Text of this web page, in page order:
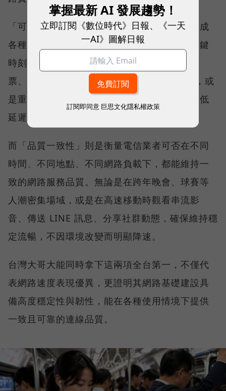
「可靠性體驗」衡量的是使用者是否能順利完成
各種數位應用，因此，考驗的是網路服務在關鍵
時刻不中斷的能力。例如，搶購熱門演唱會門
票、秒殺限量商品、超商結帳掃描 QR Code，或
是重要的線上會議，都需要網路能即時回應、低
延遲且持續運作。
而「品質一致性」則是衡量電信業者可否在不同
時間、不同地點、不同網路負載下，都能維持一
致的網路服務品質。無論是在跨年晚會、球賽等
人潮密集場域，或是在高速移動時觀看串流影
音、傳送 LINE 訊息、分享社群動態，確保維持穩
定流暢，不因環境改變而明顯降速。
台灣大哥大能同時拿下這兩項全台第一，不僅代
表網路速度表現優異，更證明其網路基礎建設具
備高度穩定性與韌性，能在各種使用情境下提供
一致且可靠的連線品質。
掌握最新 AI 發展趨勢！
立即訂閱《數位時代》日報、《一天
一AI》圖解日報
訂閱即同意 巨思文化隱私權政策